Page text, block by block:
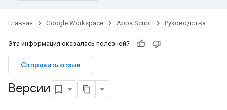
Главная Google Workspace Apps Script Руководства
Эта информация оказалась полезной?
Отправить отзыв
Версии